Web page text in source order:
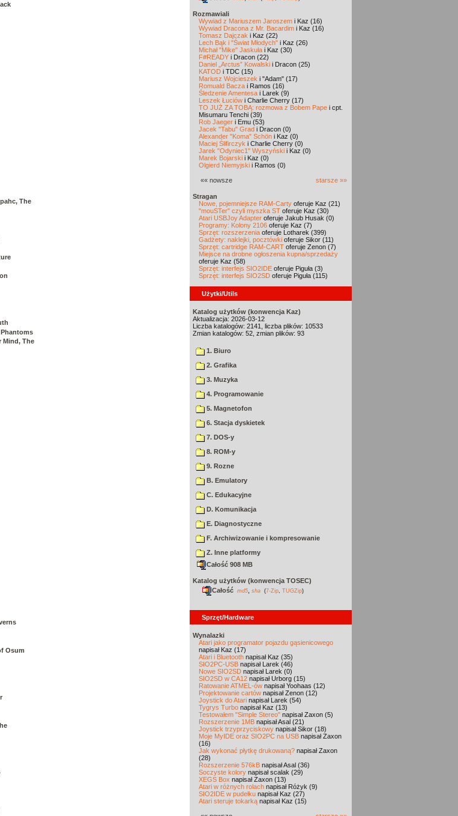
The
Mind, The
Osum
Rozmawiali
Wywiad z Mariuszem Jaroszem i Kaz (16)
Wywiad Dracona z Mr. Bacardim i Kaz (16)
Tomasz Dajczak i Kaz (22)
Lech Bąk i "Świat Młodych" i Kaz (26)
Michał "Mike" Jaskuła i Kaz (30)
F#READY i Dracon (22)
Daniel „Arctus” Kowalski i Dracon (25)
KATOD i TDC (15)
Mariusz Wojcieszek i "Adam" (17)
Romuald Bacza i Ramos (16)
Śledzenie Amentesa i Larek (9)
Leszek Łuciów i Charlie Cherry (17)
TO JUŻ ZA TOBĄ: rozmowa z Bobem Pape i cpt.
Misumaru Tenchi (39)
Rob Jaeger i Emu (53)
Jacek "Tabu" Grad i Dracon (0)
Alexander "Koma" Schön i Kaz (0)
Maciej Ślifirczyk i Charlie Cherry (0)
Jarek "Odyniec1" Wyszyński i Kaz (0)
Marek Bojarski i Kaz (0)
Olgierd Niemyjski i Ramos (0)
«« nowsze starsze »»
Stragan
Nowe, pojemniejsze RAM-Carty oferuje Kaz (21)
"mouSTer" czyli myszka ST oferuje Kaz (30)
Atari USBJoy Adapter oferuje Jakub Husak (0)
Programy: Kolony 2106 oferuje Kaz (7)
Sprzęt: rozszerzenia oferuje Lotharek (399)
Gadżety: naklejki, pocztówki oferuje Sikor (11)
Sprzęt: cartridge RAM-CART oferuje Zenon (7)
Miejsce na drobne ogłoszenia kupna/sprzedaży
oferuje Kaz (58)
Sprzęt: interfejs SIO2IDE oferuje Piguła (3)
Sprzęt: interfejs SIO2SD oferuje Piguła (115)
Użytki/Utils
Katalog użytków (konwencja Kaz)
Aktualizacja: 2026-03-12
Liczba katalogów: 2141, liczba plików: 10533
Zmian katalogów: 52, zmian plików: 93
1. Biuro
2. Grafika
3. Muzyka
4. Programowanie
5. Magnetofon
6. Stacja dyskietek
7. DOS-y
8. ROM-y
9. Rozne
B. Emulatory
C. Edukacyjne
D. Komunikacja
E. Diagnostyczne
F. Archiwizowanie i kompresowanie
Z. Inne platformy
Całość 908 MB
Katalog użytków (konwencja TOSEC)
Całość md5 sha (7-Zip TUGZip)
Sprzęt/Hardware
Wynalazki
Atari jako programator pojazdu gąsienicowego
napisał Kaz (17)
Atari i Bluetooth napisał Kaz (35)
SIO2PC-USB napisał Larek (46)
Nowe SIO2SD napisał Larek (0)
SIO2SD w CA12 napisał Urborg (15)
Ratowanie ATMEL-ów napisał Yoohaas (12)
Projektowanie cartów napisał Zenon (12)
Joystick do Atari napisał Larek (54)
Tygrys Turbo napisał Kaz (13)
Testowałem "Simple Stereo" napisał Zaxon (5)
Rozszerzenie 1MB napisał Asal (21)
Joystick trzyprzyciskowy napisał Sikor (18)
Moje MyIDE oraz SIO2PC na USB napisał Zaxon
(16)
Jak wykonać płytkę drukowaną? napisał Zaxon
(28)
Rozszerzenie 576kB napisał Asal (36)
Soczyste kolory napisał scalak (29)
XEGS Box napisał Zaxon (13)
Atari w różnych rolach napisał Różyk (9)
SIO2IDE w pudełku napisał Kaz (27)
Atari steruje tokarką napisał Kaz (15)